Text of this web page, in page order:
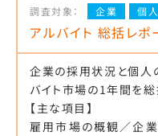
調査対象：
企業 個人
アルバイト 総括レポ
企業の採用状況と個人
バイト市場の1年間を
【主な項目】
雇用市場の概観／企